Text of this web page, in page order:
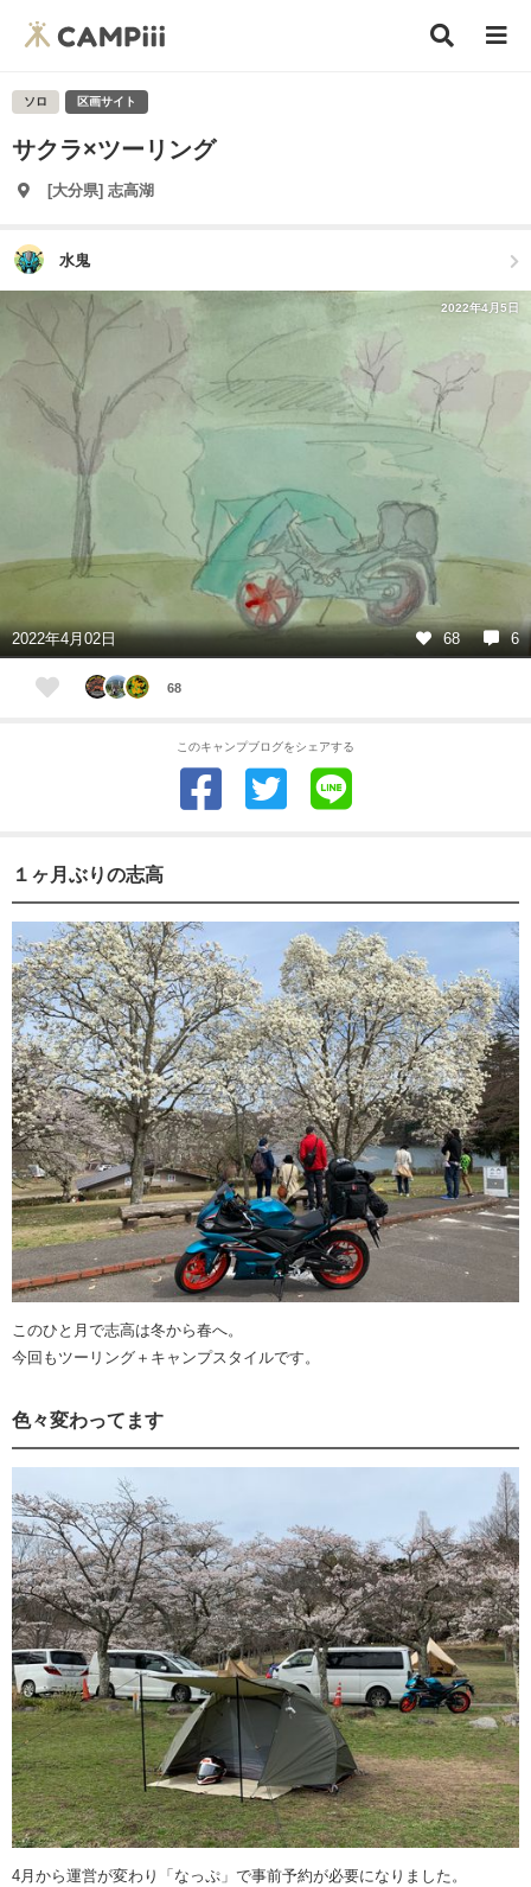
ソロ 区画サイト
サクラ×ツーリング
[大分県] 志高湖
水鬼
2022年4月5日
2022年4月02日 68 6
68
このキャンプブログをシェアする
１ヶ月ぶりの志高
このひと月で志高は冬から春へ。
今回もツーリング＋キャンプスタイルです。
色々変わってます
4月から運営が変わり「なっぷ」で事前予約が必要になりました。